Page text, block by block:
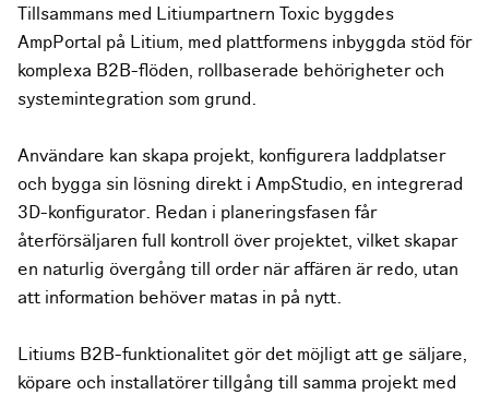
Tillsammans med Litiumpartnern Toxic byggdes
AmpPortal på Litium, med plattformens inbyggda stöd för
komplexa B2B-flöden, rollbaserade behörigheter och
systemintegration som grund.
Användare kan skapa projekt, konfigurera laddplatser
och bygga sin lösning direkt i AmpStudio, en integrerad
3D-konfigurator. Redan i planeringsfasen får
återförsäljaren full kontroll över projektet, vilket skapar
en naturlig övergång till order när affären är redo, utan
att information behöver matas in på nytt.
Litiums B2B-funktionalitet gör det möjligt att ge säljare,
köpare och installatörer tillgång till samma projekt med